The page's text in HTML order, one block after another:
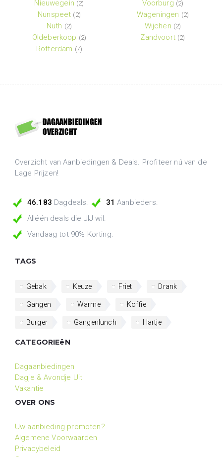
Nieuwegein (2)
Nunspeet (2)
Nuth (2)
Oldeberkoop (2)
Rotterdam (7)
Voorburg (2)
Wageningen (2)
Wijchen (2)
Zandvoort (2)
Overzicht van Aanbiedingen & Deals. Profiteer nú van de
Lage Prijzen!
46.183 Dagdeals. 31 Aanbieders.
Alléén deals die JIJ wil.
Vandaag tot 90% Korting.
TAGS
Gebak Keuze Friet Drank
Gangen Warme Koffie
Burger Gangenlunch Hartje
CATEGORIEëN
Dagaanbiedingen
Dagje & Avondje Uit
Vakantie
OVER ONS
Uw aanbieding promoten?
Algemene Voorwaarden
Privacybeleid